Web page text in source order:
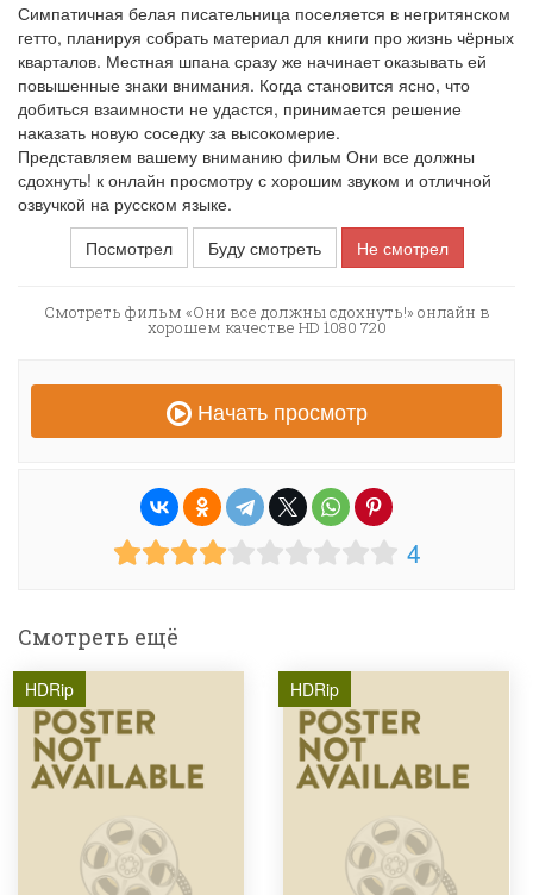
Симпатичная белая писательница поселяется в негритянском
гетто, планируя собрать материал для книги про жизнь чёрных
кварталов. Местная шпана сразу же начинает оказывать ей
повышенные знаки внимания. Когда становится ясно, что
добиться взаимности не удастся, принимается решение
наказать новую соседку за высокомерие.
Представляем вашему вниманию фильм Они все должны
сдохнуть! к онлайн просмотру с хорошим звуком и отличной
озвучкой на русском языке.
Посмотрел
Буду смотреть Не смотрел
Смотреть фильм «Они все должны сдохнуть!» онлайн в
хорошем качестве HD 1080 720
Начать просмотр
4
Смотреть ещё
HDRip HDRip